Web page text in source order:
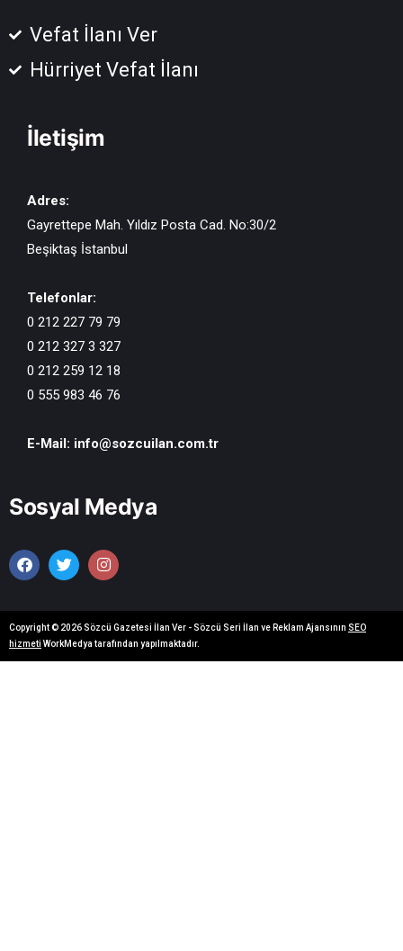
Vefat İlanı Ver
Hürriyet Vefat İlanı
İletişim
Adres:
Gayrettepe Mah. Yıldız Posta Cad. No:30/2
Beşiktaş İstanbul
Telefonlar:
0 212 227 79 79
0 212 327 3 327
0 212 259 12 18
0 555 983 46 76
E-Mail: info@sozcuilan.com.tr
Sosyal Medya
Copyright © 2026 Sözcü Gazetesi İlan Ver - Sözcü Seri İlan ve Reklam Ajansının SEO
hizmeti WorkMedya tarafından yapılmaktadır.